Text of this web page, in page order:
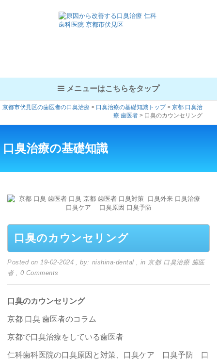
メニューはこちらをタップ
京都市伏見区の歯医者の口臭治療 > 口臭治療の基礎知識トップ> 京都 口臭治
療 歯医者 > 口臭のカウンセリング
口臭治療の基礎知識
口臭のカウンセリング
Posted on 19-02-2024 , by: nishina-dental , in 京都 口臭治療 歯医
者 , 0 Comments
口臭のカウンセリング
京都 口臭 歯医者のコラム
京都で口臭治療をしている歯医者
仁科歯科医院の口臭原因と対策、口臭ケア 口臭予防 口